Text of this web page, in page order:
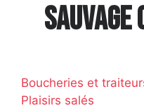
SAUVAGE
Boucheries et
Plaisirs salés